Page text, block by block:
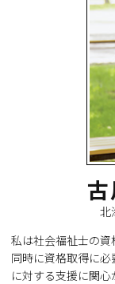
北
私は社会福祉士の
同時に資格取得に
に対する支援に関